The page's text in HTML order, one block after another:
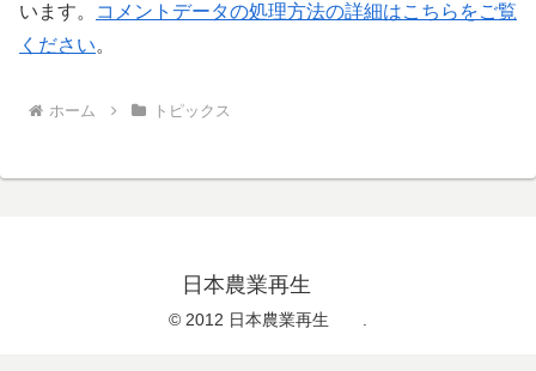
います。
コメントデータの処理方法の詳細はこちらをご覧
ください。
ホーム トピックス
日本農業再生
© 2012 日本農業再生 .